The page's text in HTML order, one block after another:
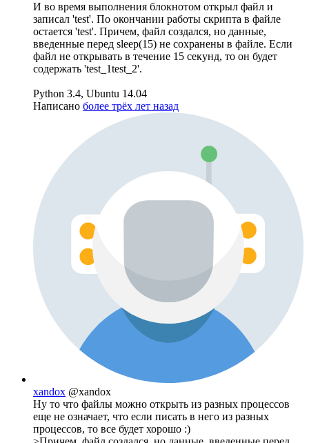
И во время выполнения блокнотом открыл файл и
записал 'test'. По окончании работы скрипта в файле
остается 'test'. Причем, файл создался, но данные,
введенные перед sleep(15) не сохранены в файле. Если
файл не открывать в течение 15 секунд, то он будет
содержать 'test_1test_2'.
Python 3.4, Ubuntu 14.04
Написано более трёх лет назад
xandox @xandox
Ну то что файлы можно открыть из разных процессов
еще не означает, что если писать в него из разных
процессов, то все будет хорошо :)